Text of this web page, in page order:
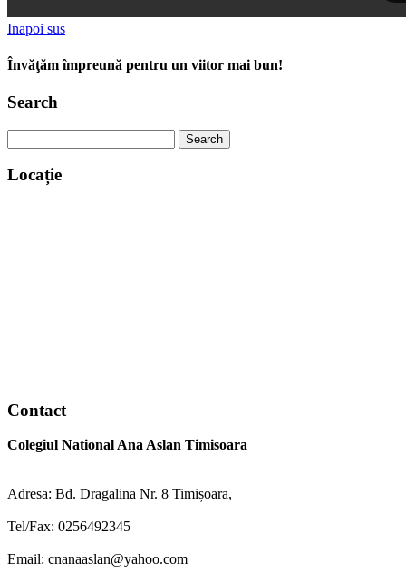
Inapoi sus
Învăţăm împreună pentru un viitor mai bun!
Search
for:
Locație
Contact
Colegiul National Ana Aslan Timisoara
Adresa: Bd. Dragalina Nr. 8 Timișoara,
Tel/Fax: 0256492345
Email: cnanaaslan@yahoo.com